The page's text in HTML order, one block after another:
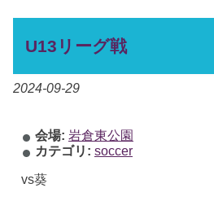
U13リーグ戦
2024-09-29
会場: 岩倉東公園
カテゴリ: soccer
vs葵